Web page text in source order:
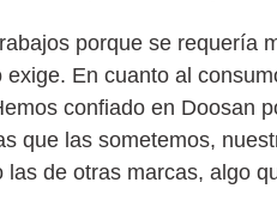
porque se requería
En cuanto al
confiado en Doosan
que las sometemos,
de otras marcas, algo